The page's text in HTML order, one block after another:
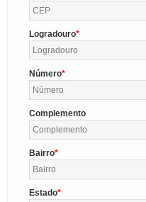
Logradouro
Número
Complemento
Bairro
Estado